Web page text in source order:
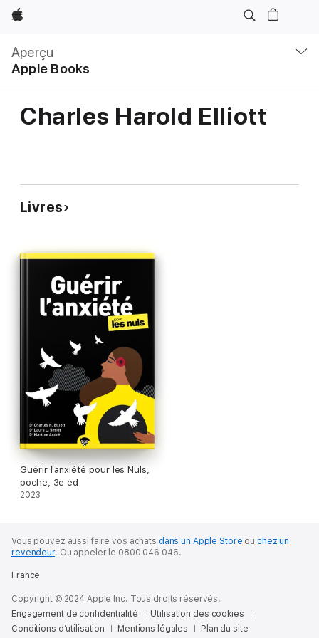
Apple
Aperçu
Apple Books
locale
Ouvrir
menu
Charles Harold Elliott
Livres
Guérir l'anxiété pour les Nuls,
poche, 3e éd
2023
Vous pouvez aussi faire vos achats dans un Apple Store ou chez un
revendeur. Ou appeler le 0800 046 046.
France
Copyright © 2024 Apple Inc. Tous droits réservés.
Engagement de confidentialité
Utilisation des cookies
Conditions d’utilisation
Mentions légales Plan du site